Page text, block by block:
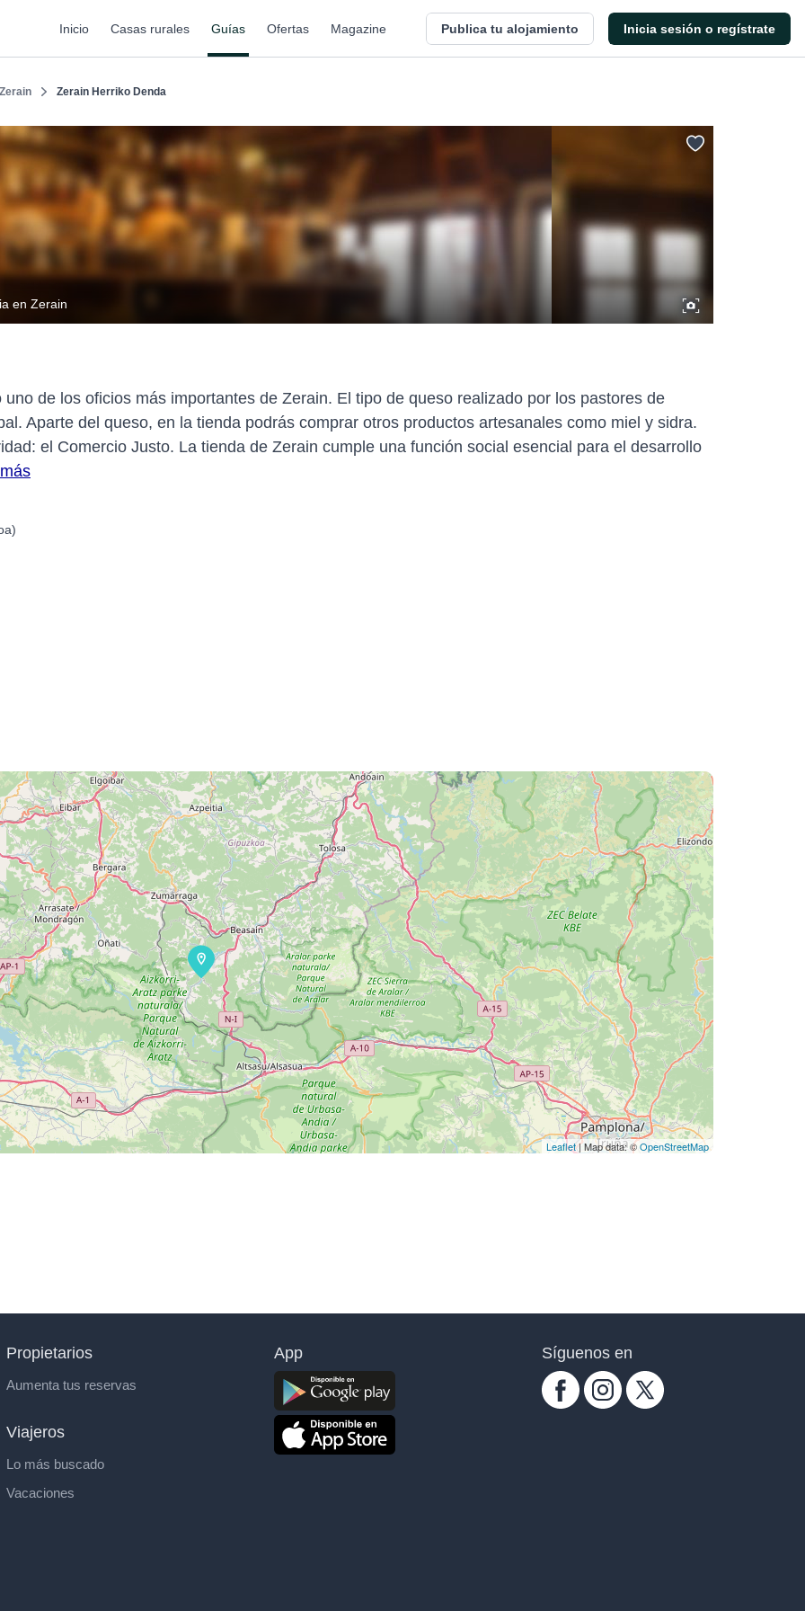
Inicio Casas rurales Guías Ofertas Magazine Publica tu alojamiento Inicia sesión o regístrate
Zerain Zerain Herriko Denda
en Zerain
de los oficios más importantes de Zerain. El tipo de queso realizado por los pastores de
Aparte del queso, en la tienda podrás comprar otros productos artesanales como miel y sidra.
el Comercio Justo. La tienda de Zerain cumple una función social esencial para el desarrollo
Leaflet| Map data: ©OpenStreetMap
Propietarios
Aumenta tus reservas
Viajeros
Lo más buscado
Vacaciones
App Síguenos en